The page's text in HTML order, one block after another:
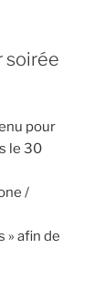
soirée
pour
le 30
/
» afin de